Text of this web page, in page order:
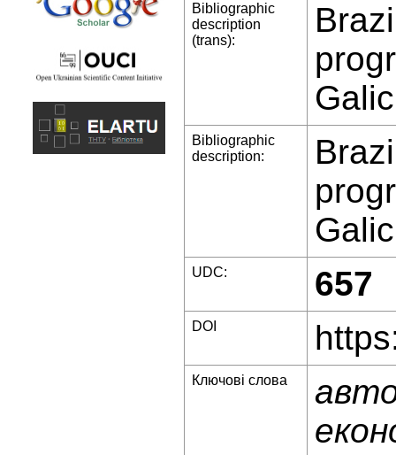
Bibliographic
description
(trans):
Bibliographic
description:
UDC: 657
DOI
Ключові слова